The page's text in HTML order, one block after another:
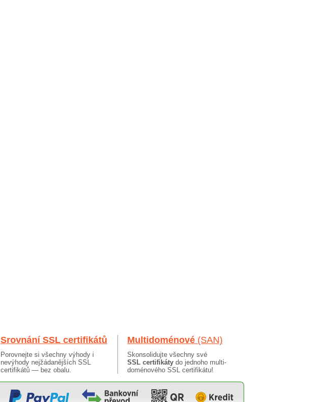
Srovnání SSL certifikátů
Porovnejte si všechny výhody i
nevýhody nejžádanějších SSL
certifikátů — bez obalu.
Multidoménové (SAN)
Skonsolidujte všechny své
SSL certifikáty do jednoho multi-
doménového SSL certifikátu!